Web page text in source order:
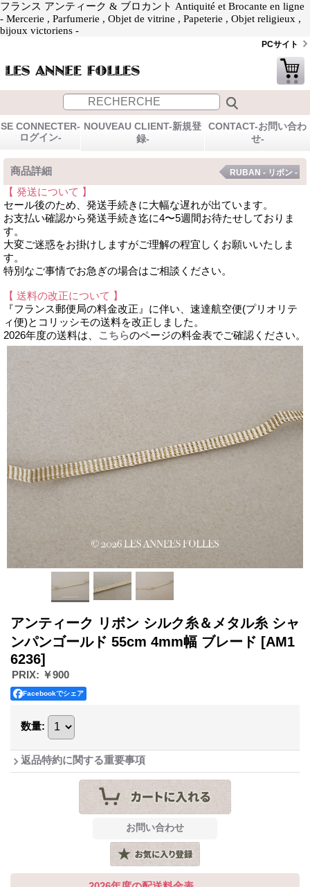
フランス アンティーク & ブロカント Antiquité et Brocante en ligne
- Mercerie , Parfumerie , Objet de vitrine , Papeterie , Objet religieux ,
bijoux victoriens -
PCサイト
SE CONNECTER-
ログイン-
NOUVEAU CLIENT-新規登
録-
CONTACT-お問い合わ
せ-
商品詳細 RUBAN - リボン -
【 発送について 】
セール後のため、発送手続きに大幅な遅れが出ています。
お支払い確認から発送手続き迄に4〜5週間お待たせしておりま
す。
大変ご迷惑をお掛けしますがご理解の程宜しくお願いいたしま
す。
特別なご事情でお急ぎの場合はご相談ください。
【 送料の改正について 】
『フランス郵便局の料金改正』に伴い、速達航空便(プリオリテ
ィ便)とコリッシモの送料を改正しました。
2026年度の送料は、
こちらのページの料金表でご確認ください。
アンティーク リボン シルク糸＆メタル糸 シャ
ンパンゴールド 55cm 4mm幅 ブレード [AM1
6236]
PRIX: ￥900
Facebookでシェア
数量:
返品特約に関する重要事項